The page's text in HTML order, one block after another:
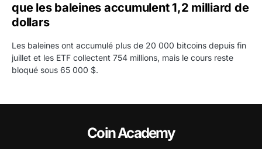
que les baleines accumulent 1,2 milliard de
dollars
Les baleines ont accumulé plus de 20 000 bitcoins depuis fin
juillet et les ETF collectent 754 millions, mais le cours reste
bloqué sous 65 000 $.
Coin Academy